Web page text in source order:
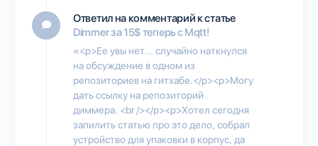
Ответил на комментарий к статье
Dimmer за 15$ теперь с Mqtt!
«<p>Ее увы нет... случайно наткнулся
на обсуждение в одном из
репозиториев на гитхабе.</p><p>Могу
дать ссылку на репозиторий
диммера. <br /></p><p>Хотел сегодня
запилить статью про это дело, собрал
устройство для упаковки в корпус, да